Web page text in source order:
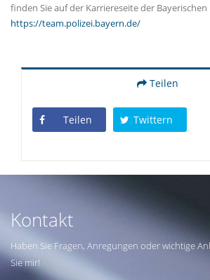
finden Sie auf der Karriereseite der Bayerischen
https://team.polizei.bayern.de/
Teilen
Teilen Twittern
Kontakt
Haben Sie Fragen, Anregungen oder wichtige
Sie mir!